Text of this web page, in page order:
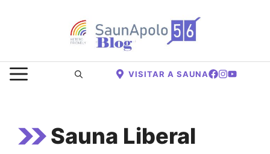
conteúdo
MENU VISITAR A SAUNA
Sauna Liberal